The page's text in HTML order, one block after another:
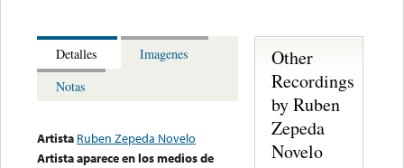
Detalles
Imagenes
Notas
Artista Ruben Zepeda Novelo
Artista aparece en los medios de
Other
Recordings
by Ruben
Zepeda
Novelo